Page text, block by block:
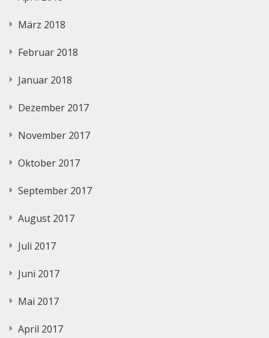
März 2018
Februar 2018
Januar 2018
Dezember 2017
November 2017
Oktober 2017
September 2017
August 2017
Juli 2017
Juni 2017
Mai 2017
April 2017